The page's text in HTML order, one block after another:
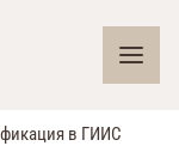
в ГИИС